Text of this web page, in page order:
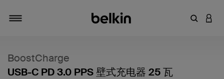
输入关键
登录
BoostCharge
USB-C PD 3.0 PPS 壁式充电器 25 瓦